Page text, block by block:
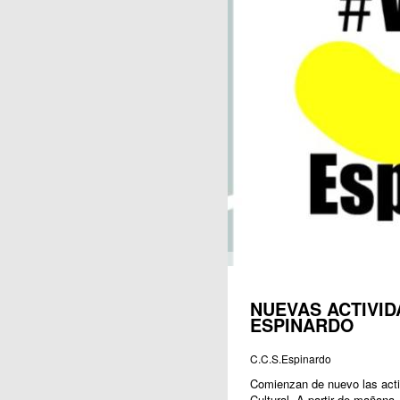
NUEVAS
ESPINARDO
C.C.S.Espinardo
Comienzan de nuevo las